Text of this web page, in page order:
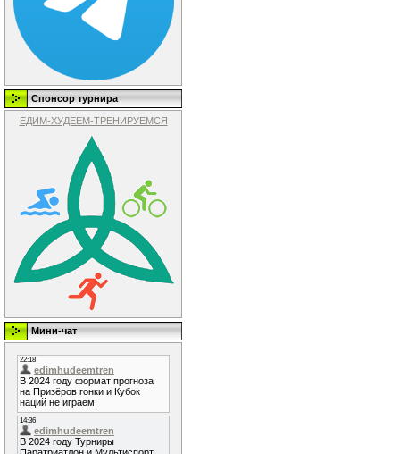
Спонсор турнира
ЕДИМ-ХУДЕЕМ-ТРЕНИРУЕМСЯ
Мини-чат